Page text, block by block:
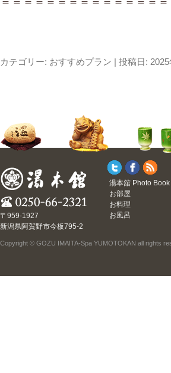
カテゴリー: おすすめプラン | 投稿日: 2025
〒959-1927
新潟県阿賀野市今板795-2
湯本舘 Photo Book
お部屋
お料理
お風呂
Copyright © GOZU IMAITA-Spa YUMOTOKAN all rights